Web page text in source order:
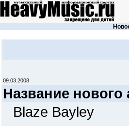
09.03.2008
Название нового
Blaze Bayley